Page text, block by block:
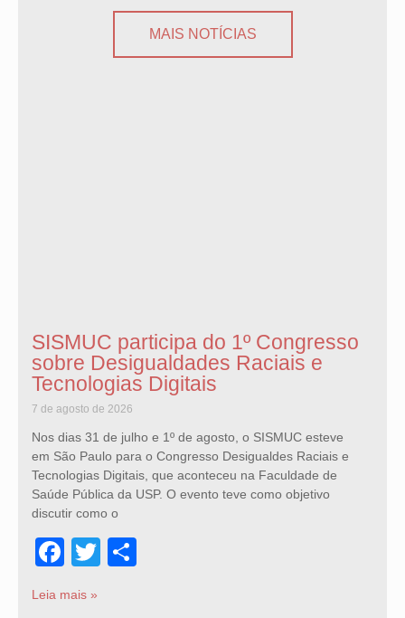
MAIS NOTÍCIAS
SISMUC participa do 1º Congresso
sobre Desigualdades Raciais e
Tecnologias Digitais
7 de agosto de 2026
Nos dias 31 de julho e 1º de agosto, o SISMUC esteve
em São Paulo para o Congresso Desigualdes Raciais e
Tecnologias Digitais, que aconteceu na Faculdade de
Saúde Pública da USP. O evento teve como objetivo
discutir como o
Facebook
Twitter
Leia mais »